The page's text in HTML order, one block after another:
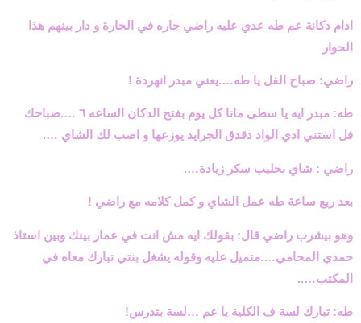
ادام دكانة عم طه عدي عليه راضي جاره في الحارة و دار بينهم هذا
الحوار
راضي: صباح الفل يا طه….يعني مبدر انهردة !
طه: مبدر ايه يا سطى مانا كل يوم بفتح الدكان الساعه ٦ ….صباحك
فل استني ادي الواد دقدق الجرايد يوزعها و اصب لك الشاي ….
راضي : شاي بحليب سكر زيادة….
بعد ربع ساعة طه عمل الشاي و كمل كلامه مع راضي !
وهو بيشرب راضي قال: بقولك ايه مش انت في عمار بينك وبين استاذ
حمدي المحامي….متميل عليه وقوله يشغل بنتي تبارك معاه في
المكتب…..
طه: تبارك لسة ف الكلية يا عم …لسة بتدرس!